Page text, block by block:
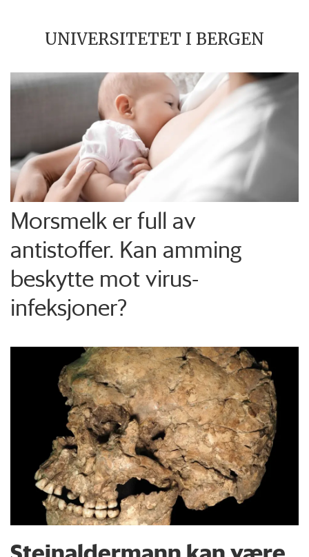
UNIVERSITETET I BERGEN
Morsmelk er full av
antistoffer. Kan amming
beskytte mot virus-
infeksjoner?